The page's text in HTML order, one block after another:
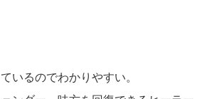
いるのでわかりやすい。